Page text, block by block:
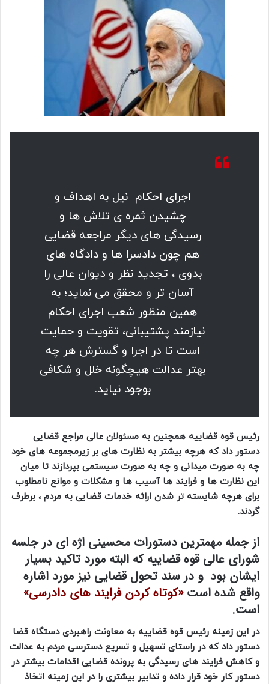
اجرای احکام نیل به اهداف و
چشیدن ثمره ی تلاش ها و
رسیدگی های دیگر مراجعه قضایی
هم چون دادسرا ها و دادگاه های
بدوی ، تجدید نظر و دیوان عالی را
آسان تر و محقق می نماید؛ به
همین منظور شعب اجرای احکام
نیازمند پشتیبانی، تقویت و حمایت
است تا در اجرا و گسترش هر چه
بهتر عدالت هیچگونه خلل و شکافی
بوجود نیاید.
رئیس قوه قضاییه همچنین به مسئولان عالی مراجع قضایی
دستور داد که هرچه بیشتر به نظارت های بر زیرمجموعه های خود
چه به صورت میدانی و چه به صورت سیستمی بپردازند تا میان
این نظارت ها و فرایند ها آسیب ها و مشکلات و موانع نامطلوب
برای هرچه شایسته تر شدن ارائه خدمات قضایی به مردم ، برطرف
گردند.
از جمله مهمترین دستورات محسینی اژه ای در جلسه
شورای عالی قوه قضاییه که البته مورد تاکید بسیار
ایشان بود و در سند تحول قضایی نیز مورد اشاره
واقع شده است«کوتاه کردن فرایند های دادرسی»
است.
در این زمینه رئیس قوه قضاییه به معاونت راهبردی دستگاه قضا
دستور داد که در راستای تسهیل و تسریع دسترسی مردم به عدالت
و کاهش فرایند های رسیدگی به پرونده قضایی اقدامات بیشتر در
دستور کار خود قرار داده و تدابیر بیشتری را در این زمینه اتخاذ